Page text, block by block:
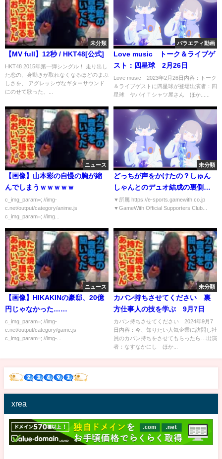
未分類
【MV full】12秒 / HKT48[公式]
HKT48 2015年第一弾シングル！ 走り出し
た恋の、身動きが取れなくなるほどのまぶ
しさを、 アグレッシヴなギターサウンド
にのせて歌った、...
バラエティ動画
Love music トーク＆ライブゲ
スト：四星球 2月26日
Love music 2023年2月26日内容：トーク
＆ライブゲストに四星球が登場出演者：四
星球 ヤバイＴシャツ屋さん ほか......
ニュース
【画像】山本彩の自慢の胸が縮
んでしまうｗｗｗｗｗ
c_img_param=; //img-
c.net/output/category/anime.js
c_img_param=; //img...
未分類
どっちが声をかけたの？しゅん
しゃんとのデュオ結成の裏側を
話します！【フォートナイ
ト/Fortnite】
▼所属 https://e-sports.gamewith.co.jp
▼GameWith Official Supporters Club...
ニュース
【画像】HIKAKINの豪邸、20億
円じゃなかった……
c_img_param=; //img-
c.net/output/category/game.js
c_img_param=; //img-...
未分類
カバン持ちさせてください 裏
方仕事人の技を学ぶ 9月7日
カバン持ちさせてください 2024年9月7
日内容：今、知りたい人気企業に訪問し社
員のカバン持ちをさせてもらったら…出演
者：なすなかにし ほか...
xrea